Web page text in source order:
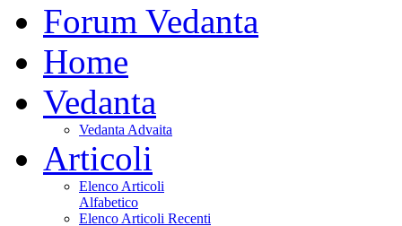
Forum Vedanta
Home
Vedanta
Vedanta Advaita
Articoli
Elenco Articoli
Alfabetico
Elenco Articoli Recenti